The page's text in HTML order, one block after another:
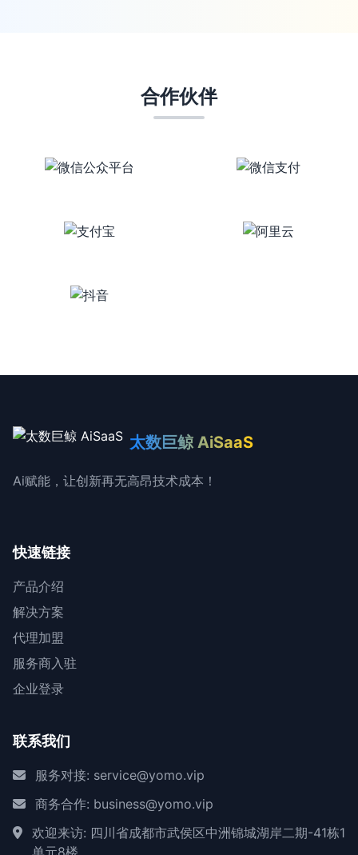
合作伙伴
太数巨鲸 AiSaaS
Ai赋能，让创新再无高昂技术成本！
快速链接
产品介绍
解决方案
代理加盟
服务商入驻
企业登录
联系我们
服务对接: service@yomo.vip
商务合作: business@yomo.vip
欢迎来访: 四川省成都市武侯区中洲锦城湖岸二期-41栋1